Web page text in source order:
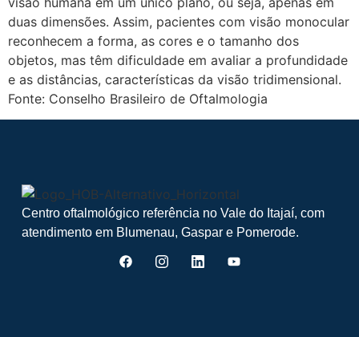
duas dimensões. Assim, pacientes com visão monocular
reconhecem a forma, as cores e o tamanho dos
objetos, mas têm dificuldade em avaliar a profundidade
e as distâncias, características da visão tridimensional.
Fonte: Conselho Brasileiro de Oftalmologia
Centro oftalmológico referência no Vale do Itajaí, com
atendimento em Blumenau, Gaspar e Pomerode.